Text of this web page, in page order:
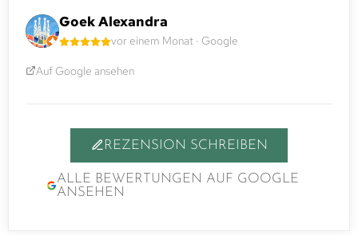
Goek Alexandra
vor einem Monat · Google
Auf Google ansehen
REZENSION SCHREIBEN
ALLE BEWERTUNGEN AUF GOOGLE
ANSEHEN